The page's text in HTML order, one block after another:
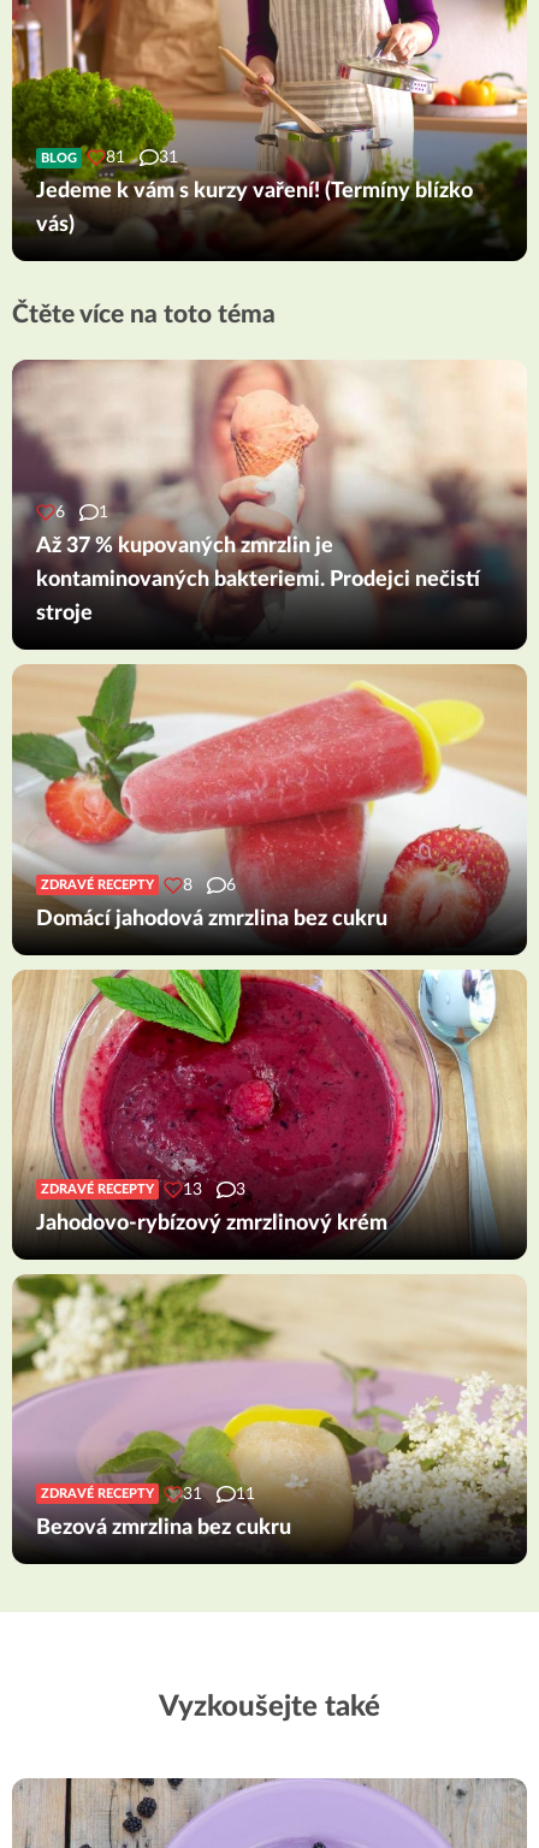
BLOG 81 31
Jedeme k vám s kurzy vaření! (Termíny blízko
vás)
Čtěte více na toto téma
6 1
Až 37 % kupovaných zmrzlin je
kontaminovaných bakteriemi. Prodejci nečistí
stroje
ZDRAVÉ RECEPTY 8 6
Domácí jahodová zmrzlina bez cukru
ZDRAVÉ RECEPTY 13 3
Jahodovo-rybízový zmrzlinový krém
ZDRAVÉ RECEPTY 31 11
Bezová zmrzlina bez cukru
Vyzkoušejte také